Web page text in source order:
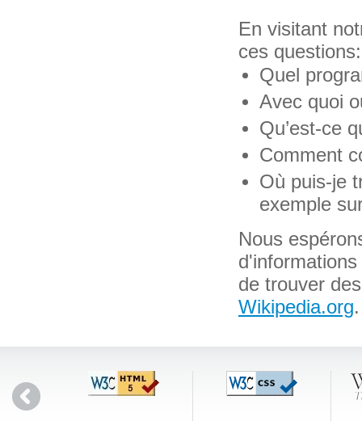
En visitant
ces questions:
Quel
Avec quoi
Qu’est-ce
Comment
Où puis-je
exemple
Nous
de trouver
Wikipedia.org.